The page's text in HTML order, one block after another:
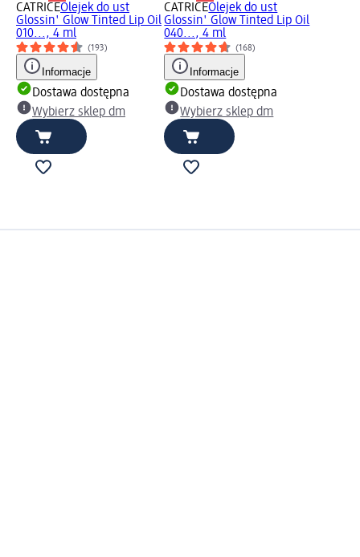
CATRICEOlejek do ust
Glossin' Glow Tinted Lip Oil
010..., 4 ml
(193)
Informacje
Dostawa dostępna
Wybierz sklep dm
CATRICEOlejek do ust
Glossin' Glow Tinted Lip Oil
040..., 4 ml
(168)
Informacje
Dostawa dostępna
Wybierz sklep dm